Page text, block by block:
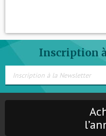
Inscription